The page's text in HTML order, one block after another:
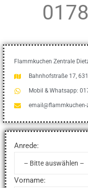
Flammkuchen Zentrale
Bahnhofstraße 17,
Mobil & Whatsapp:
email@flammkuchen-
Anrede:
Vorname: